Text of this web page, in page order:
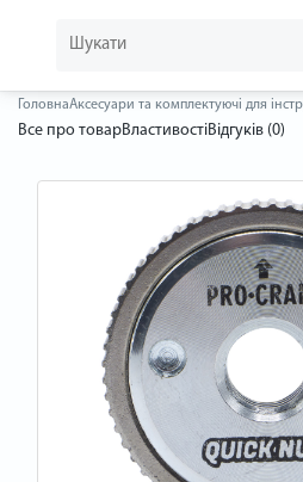
ГоловнаАксесуари та комплектуючі для
Все про товарВластивостіВідгуків (0)